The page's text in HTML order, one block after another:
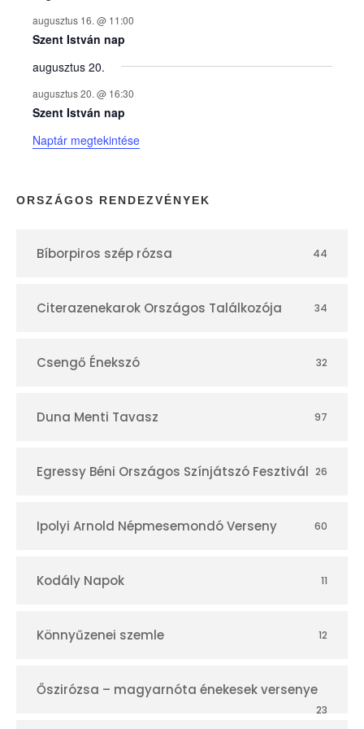
e
k
n
a
p
r
augusztus 16. @ 11:00
Szent István nap
augusztus 20.
augusztus 20. @ 16:30
Szent István nap
Naptár megtekintése
ORSZÁGOS RENDEZVÉNYEK
Bíborpiros szép rózsa 44
Citerazenekarok Országos Találkozója 34
Csengő Énekszó 32
Duna Menti Tavasz 97
Egressy Béni Országos Színjátszó Fesztivál 26
Ipolyi Arnold Népmesemondó Verseny 60
Kodály Napok 11
Könnyűzenei szemle 12
Őszirózsa – magyarnóta énekesek versenye
23